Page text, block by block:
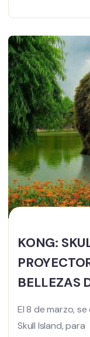
KONG:
BELLEZAS
El 8 de marzo,
Skull Island, para